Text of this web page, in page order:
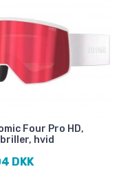
Four Pro HD,
hvid
DKK